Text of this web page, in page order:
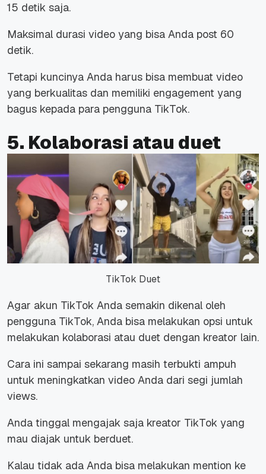
15 detik saja.
Maksimal durasi video yang bisa Anda post 60
detik.
Tetapi kuncinya Anda harus bisa membuat video
yang berkualitas dan memiliki engagement yang
bagus kepada para pengguna TikTok.
5. Kolaborasi atau duet
TikTok Duet
Agar akun TikTok Anda semakin dikenal oleh
pengguna TikTok, Anda bisa melakukan opsi untuk
melakukan kolaborasi atau duet dengan kreator lain.
Cara ini sampai sekarang masih terbukti ampuh
untuk meningkatkan video Anda dari segi jumlah
views.
Anda tinggal mengajak saja kreator TikTok yang
mau diajak untuk berduet.
Kalau tidak ada Anda bisa melakukan mention ke